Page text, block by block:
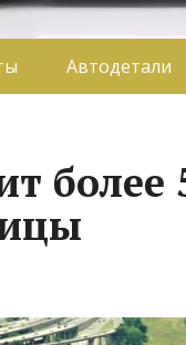
Автодетали
более